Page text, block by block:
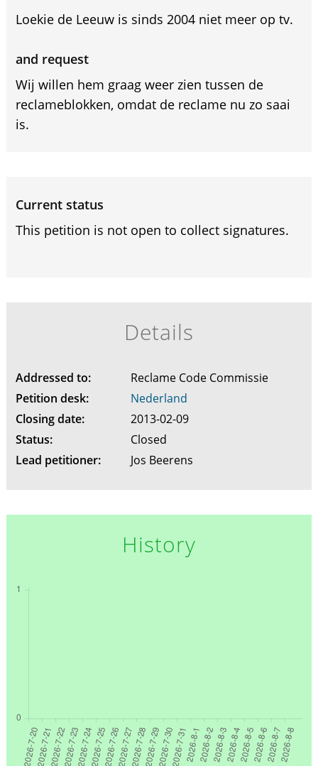
Loekie de Leeuw is sinds 2004 niet meer op tv.
and request
Wij willen hem graag weer zien tussen de
reclameblokken, omdat de reclame nu zo saai
is.
Current status
This petition is not open to collect signatures.
Details
Addressed to:
Reclame Code Commissie
Petition desk:
Nederland
Closing date:
2013-02-09
Status:
Closed
Lead petitioner:
Jos Beerens
History